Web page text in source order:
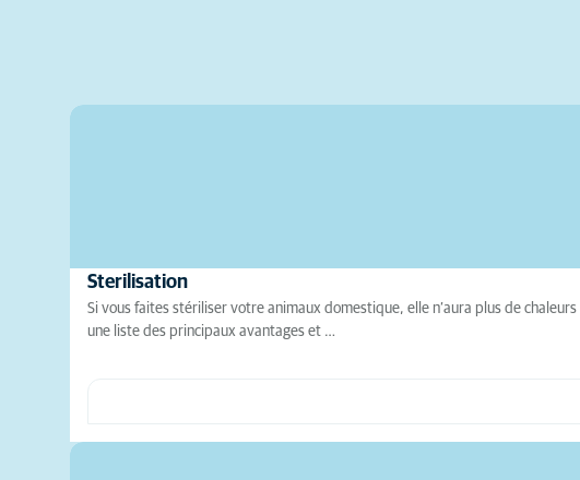
Sterilisation
Si vous faites stériliser votre animaux domestique, elle n’aura plus de
une liste des principaux avantages et …